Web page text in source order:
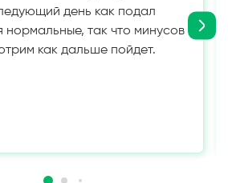
день как подал
нормальные, так что минусов
как дальше пойдет.